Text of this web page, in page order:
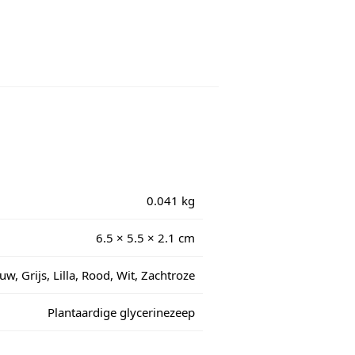
0.041 kg
6.5 × 5.5 × 2.1 cm
Grijs, Lilla, Rood, Wit, Zachtroze
Plantaardige glycerinezeep